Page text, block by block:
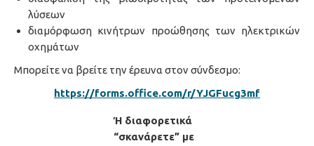
λύσεων
διαμόρφωση κινήτρων προώθησης των ηλεκτρικών
οχημάτων
Μπορείτε να βρείτε την έρευνα στον σύνδεσμο:
https://forms.office.com/r/YJGFucg3mf
Ή διαφορετικά
“σκανάρετε” με